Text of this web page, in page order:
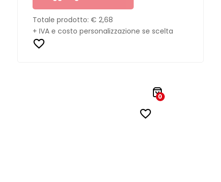
Totale prodotto: € 2,68
+ IVA e costo personalizzazione se scelta
0